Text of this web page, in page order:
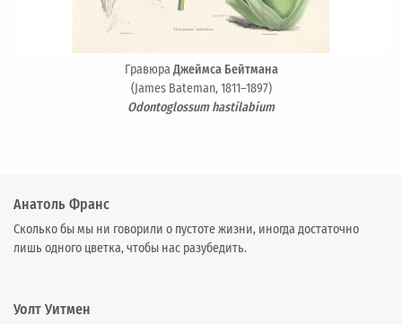
ГравюраДжеймса Бейтмана
(James Bateman, 1811–1897)
Odontoglossum hastilabium
Анатоль Франс
Сколько бы мы ни говорили о пустоте жизни, иногда достаточно
лишь одного цветка, чтобы нас разубедить.
Уолт Уитмен